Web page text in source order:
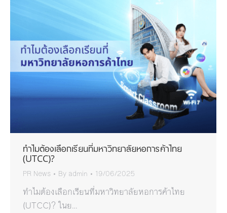
ทำไมต้องเลือกเรียนที่มหาวิทยาลัยหอการค้าไทย
(UTCC)?
PR News By admin 19/06/2025
ทำไมต้องเลือกเรียนที่มหาวิทยาลัยหอการค้าไทย
(UTCC)? ในย…